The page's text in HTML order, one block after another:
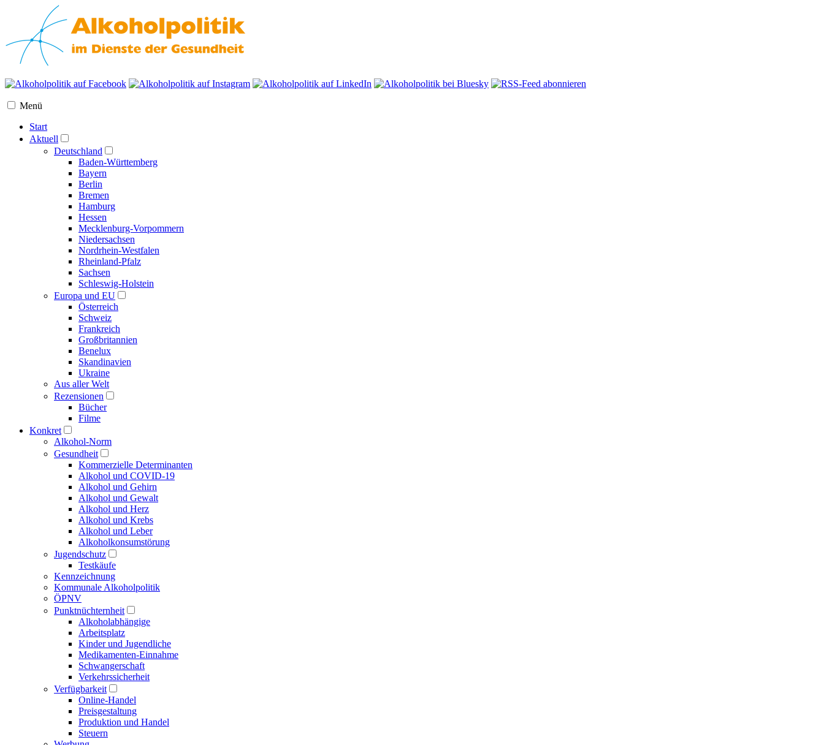
Menü
Start
Aktuell
Deutschland
Baden-Württemberg
Bayern
Berlin
Bremen
Hamburg
Hessen
Mecklenburg-Vorpommern
Niedersachsen
Nordrhein-Westfalen
Rheinland-Pfalz
Sachsen
Schleswig-Holstein
Europa und EU
Österreich
Schweiz
Frankreich
Großbritannien
Benelux
Skandinavien
Ukraine
Aus aller Welt
Rezensionen
Bücher
Filme
Konkret
Alkohol-Norm
Gesundheit
Kommerzielle Determinanten
Alkohol und COVID-19
Alkohol und Gehirn
Alkohol und Gewalt
Alkohol und Herz
Alkohol und Krebs
Alkohol und Leber
Alkoholkonsumstörung
Jugendschutz
Testkäufe
Kennzeichnung
Kommunale Alkoholpolitik
ÖPNV
Punktnüchternheit
Alkoholabhängige
Arbeitsplatz
Kinder und Jugendliche
Medikamenten-Einnahme
Schwangerschaft
Verkehrssicherheit
Verfügbarkeit
Online-Handel
Preisgestaltung
Produktion und Handel
Steuern